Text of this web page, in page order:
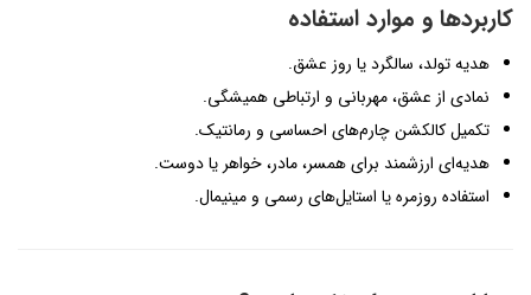
کاربردها و موارد استفاده
هدیه تولد، سالگرد یا روز عشق.
نمادی از عشق، مهربانی و ارتباطی همیشگی.
تکمیل کالکشن چارم‌های احساسی و رمانتیک.
هدیه‌ای ارزشمند برای همسر، مادر، خواهر یا دوست.
استفاده روزمره یا استایل‌های رسمی و مینیمال.